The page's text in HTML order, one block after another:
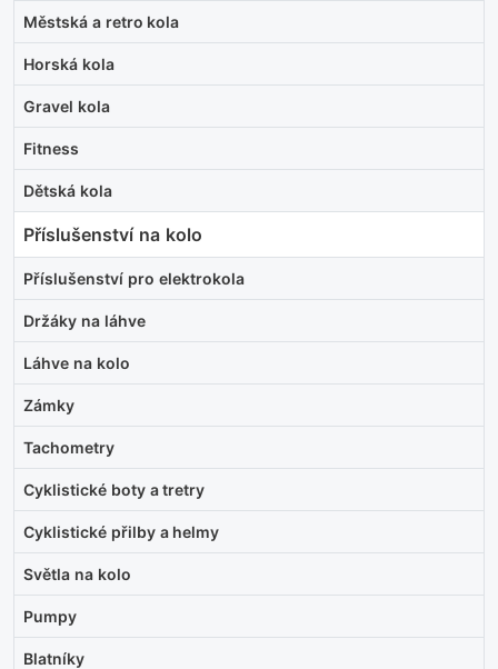
Městská a retro kola
Horská kola
Gravel kola
Fitness
Dětská kola
Příslušenství na kolo
Příslušenství pro elektrokola
Držáky na láhve
Láhve na kolo
Zámky
Tachometry
Cyklistické boty a tretry
Cyklistické přilby a helmy
Světla na kolo
Pumpy
Blatníky